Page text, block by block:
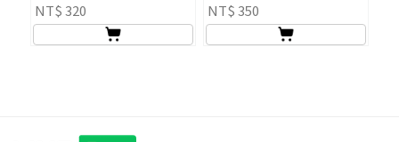
NT$ 320
NT$ 350